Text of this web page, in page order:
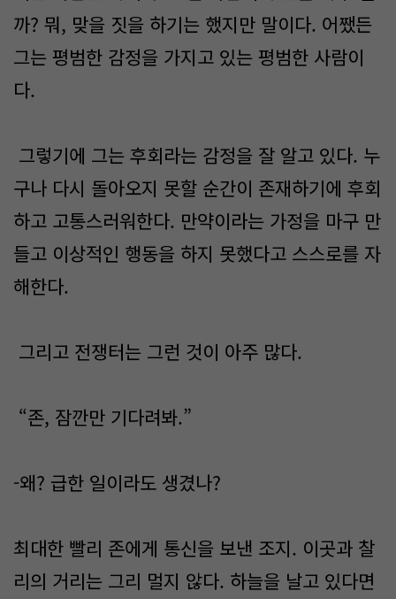
까? 뭐, 맞을 짓을 하기는 했지만 말이다. 어쨌든
그는 평범한 감정을 가지고 있는 평범한 사람이
다.
그렇기에 그는 후회라는 감정을 잘 알고 있다. 누
구나 다시 돌아오지 못할 순간이 존재하기에 후회
하고 고통스러워한다. 만약이라는 가정을 마구 만
들고 이상적인 행동을 하지 못했다고 스스로를 자
해한다.
그리고 전쟁터는 그런 것이 아주 많다.
“존, 잠깐만 기다려봐.”
-왜? 급한 일이라도 생겼나?
최대한 빨리 존에게 통신을 보낸 조지. 이곳과 찰
리의 거리는 그리 멀지 않다. 하늘을 날고 있다면